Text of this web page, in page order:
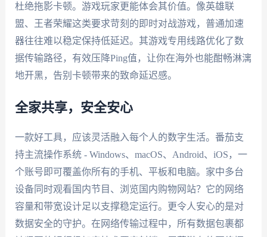
杜绝拖影卡顿。游戏玩家更能体会其价值。像英雄联
盟、王者荣耀这类要求苛刻的即时对战游戏，普通加速
器往往难以稳定保持低延迟。其游戏专用线路优化了数
据传输路径，有效压降Ping值，让你在海外也能酣畅淋漓
地开黑，告别卡顿带来的致命延迟感。
全家共享，安全安心
一款好工具，应该灵活融入每个人的数字生活。番茄支
持主流操作系统 - Windows、macOS、Android、iOS，一
个账号即可覆盖你所有的手机、平板和电脑。家中多台
设备同时观看国内节目、浏览国内购物网站？它的网络
容量和带宽设计足以支撑稳定运行。更令人安心的是对
数据安全的守护。在网络传输过程中，所有数据包裹都